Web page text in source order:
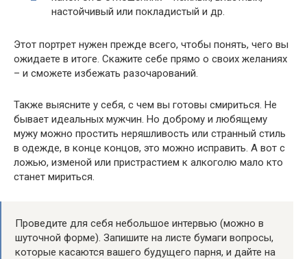
настойчивый или покладистый и др.
Этот портрет нужен прежде всего, чтобы понять, чего вы
ожидаете в итоге. Скажите себе прямо о своих желаниях
– и сможете избежать разочарований.
Также выясните у себя, с чем вы готовы смириться. Не
бывает идеальных мужчин. Но доброму и любящему
мужу можно простить неряшливость или странный стиль
в одежде, в конце концов, это можно исправить. А вот с
ложью, изменой или пристрастием к алкоголю мало кто
станет мириться.
Проведите для себя небольшое интервью (можно в
шуточной форме). Запишите на листе бумаги вопросы,
которые касаются вашего будущего парня, и дайте на